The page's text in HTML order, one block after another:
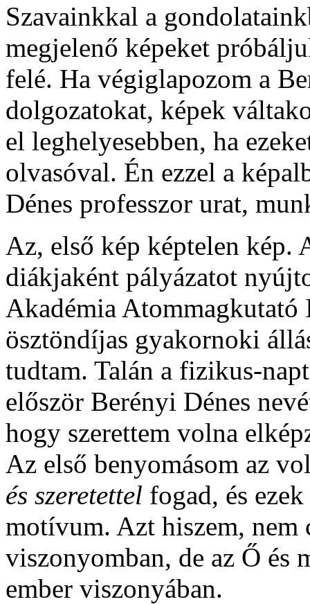
Szavainkkal a
megjelenő képeket
felé. Ha végiglapozom a
dolgozatokat, képek
el leghelyesebben, ha
olvasóval. Én ezzel a
Dénes professzor urat,
Az, első kép képtelen kép.
diákjaként pályázatot
Akadémia Atommagkutató
ösztöndíjas gyakornoki
tudtam. Talán a fizikus-
először Berényi Dénes
hogy szerettem volna
Az első benyomásom az
és szeretettel fogad, és
motívum. Azt hiszem, nem
viszonyomban, de az Ő és
ember viszonyában.